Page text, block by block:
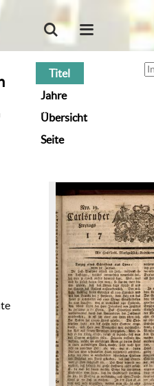
Titel
Jahre
Übersicht
Seite